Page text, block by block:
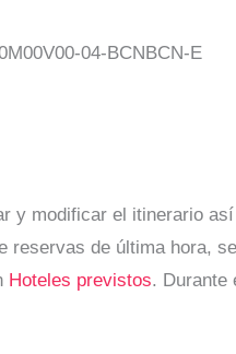
04-BCNBCN-E
y modificar el itinerario
reservas de última hora,
Hoteles previstos. Durante